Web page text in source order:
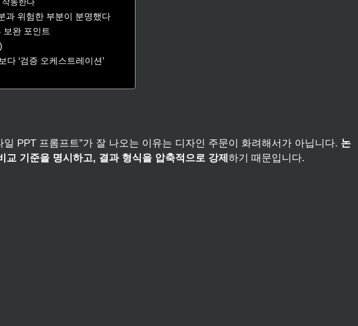
동한다
과 위험한 부분이 분명했다
보완 포인트
다 ‘검증 오케스트레이션’
일 PPT 프롬프트”가 잘 나오는 이유는 디자인 주문이 화려해서가 아닙니다. 논
교 기준을 명시하고, 결과 형식을 압축적으로 강제 하기 때문입니다.